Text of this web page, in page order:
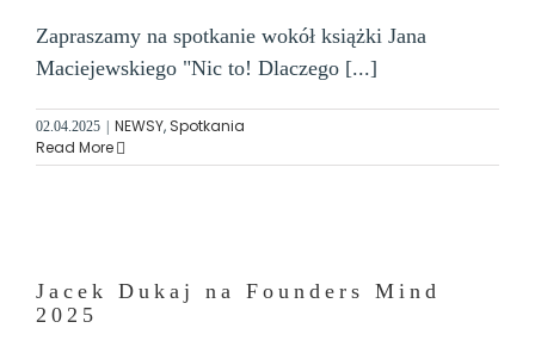
Zapraszamy na spotkanie wokół książki Jana
Maciejewskiego "Nic to! Dlaczego [...]
02.04.2025 NEWSY, Spotkania
Read More
Jacek Dukaj na Founders Mind
2025